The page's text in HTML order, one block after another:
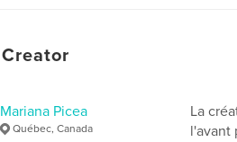
Mariana Picea
Québec, Canada
La
l'avant